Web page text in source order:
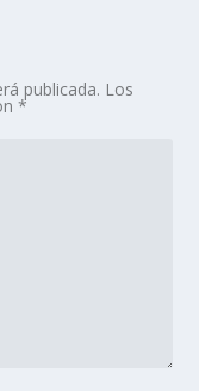
publicada. Los
*